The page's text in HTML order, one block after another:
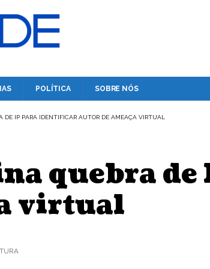
POLÍTICA SOBRE NÓS
DE IP PARA IDENTIFICAR AUTOR DE AMEAÇA VIRTUAL
quebra
virtual